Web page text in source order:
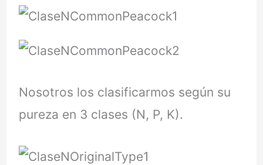
Nosotros los clasificarmos según su
pureza en 3 clases (N, P, K).